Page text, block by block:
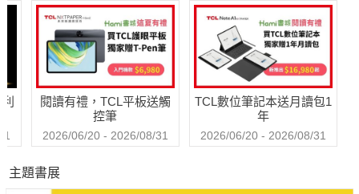
話
的謬誤
檔）
閱讀有禮，TCL平板送觸
控筆
2026/06/20 - 2026/08/31
TCL數位筆記本送月讀包1
年
2026/06/20 - 2026/08/31
主題書展